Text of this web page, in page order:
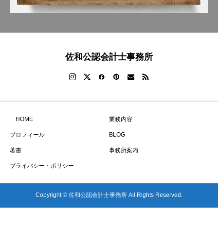
佐和公認会計士事務所
HOME 業務内容
プロフィール BLOG
著書 事務所案内
プライバシー・ポリシー
Copyright © 佐和公認会計士事務所 All Rights Reserved.